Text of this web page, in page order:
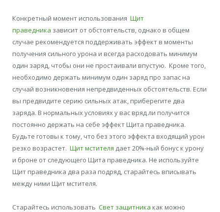
Конкретный момент использования Щит
праведника зависит от обстоятельств, однако в общем
случае рекомендуется поддерживать эффект в моменты
получения сильного урона и всегда расходовать минимум
один заряд, чтобы они не простаивали впустую. Кроме того,
необходимо держать минимум один заряд про запас на
случай возникновения непредвиденных обстоятельств. Если
вы предвидите серию сильных атак, приберегите два
заряда. В нормальных условиях у вас вряд ли получится
постоянно держать на себе эффект Щита праведника.
Будьте готовы к тому, что без этого эффекта входящий урон
резко возрастет. Щит мстителя дает 20%-ный бонус к урону
и броне от следующего Щита праведника. Не используйте
Щит праведника два раза подряд, старайтесь вписывать
между ними Щит мстителя.
Старайтесь использовать Свет защитника как можно